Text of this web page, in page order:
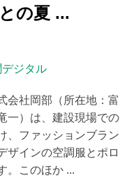
の夏 ...
ジタル
会社岡部（所在地：富
一）は、建設現場での
、ファッションブラン
ザインの空調服とポロ
。このほか ...